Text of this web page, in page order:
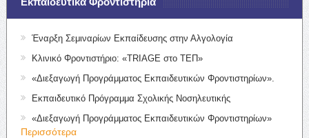
Έναρξη Σεμιναρίων Εκπαίδευσης στην Αλγολογία
Κλινικό Φροντιστήριο: «TRIAGE στο ΤΕΠ»
«Διεξαγωγή Προγράμματος Εκπαιδευτικών Φροντιστηρίων».
Εκπαιδευτικό Πρόγραμμα Σχολικής Νοσηλευτικής
«Διεξαγωγή Προγράμματος Εκπαιδευτικών Φροντιστηρίων»
Περισσότερα